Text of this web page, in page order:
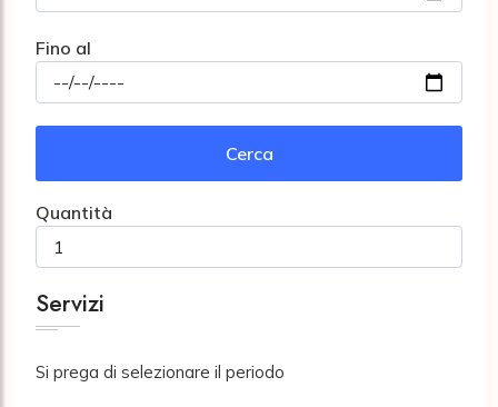
Fino al
Cerca
Quantità
Servizi
Si prega di selezionare il periodo